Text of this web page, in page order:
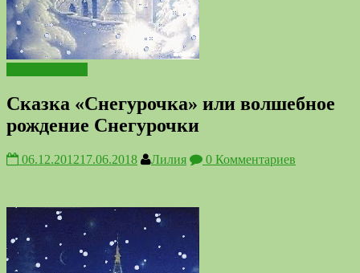
Сказка «Снегурочка» или волшебное
рождение Снегурочки
06.12.201217.06.2018 Лилия 0 Комментариев